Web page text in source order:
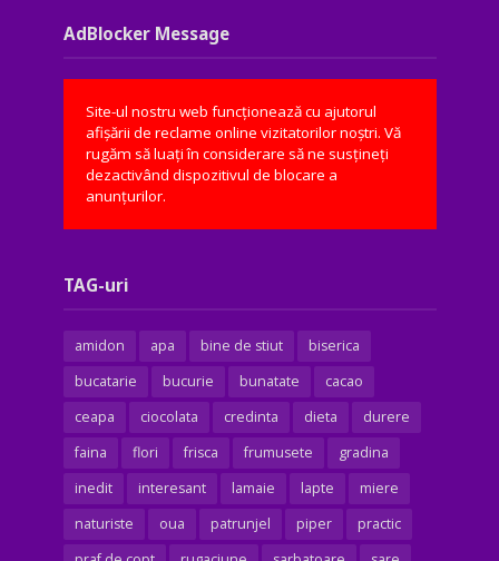
AdBlocker Message
Site-ul nostru web funcționează cu ajutorul
afișării de reclame online vizitatorilor noștri. Vă
rugăm să luați în considerare să ne susțineți
dezactivând dispozitivul de blocare a
anunțurilor.
TAG-uri
amidon apa bine de stiut
biserica
bucatarie
bucurie bunatate
cacao
ceapa
ciocolata credinta dieta
durere
faina
flori frisca frumusete
gradina
inedit
interesant lamaie lapte
miere
naturiste
oua patrunjel piper
practic